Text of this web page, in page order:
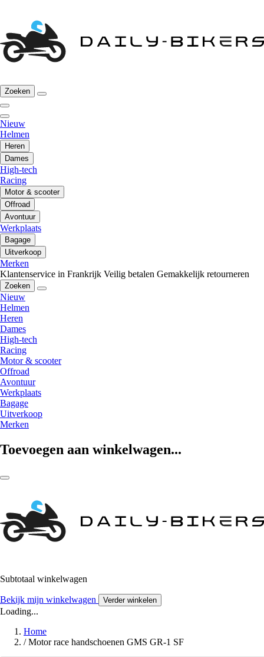
Zoeken
Nieuw
Helmen
Heren
Dames
High-tech
Racing
Motor & scooter
Offroad
Avontuur
Werkplaats
Bagage
Uitverkoop
Merken
Klantenservice in Frankrijk Veilig betalen Gemakkelijk retourneren
Zoeken
Nieuw
Helmen
Heren
Dames
High-tech
Racing
Motor & scooter
Offroad
Avontuur
Werkplaats
Bagage
Uitverkoop
Merken
Toevoegen aan winkelwagen...
Subtotaal winkelwagen
Bekijk mijn winkelwagen Verder winkelen
Loading...
Home
/ Motor race handschoenen GMS GR-1 SF